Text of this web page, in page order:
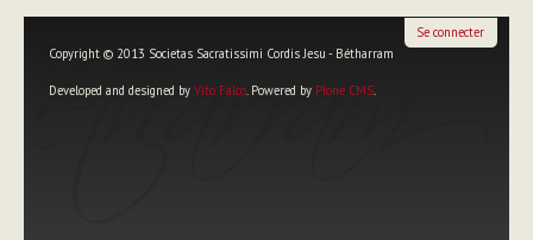
Copyright © 2013 Societas Sacratissimi Cordis Jesu - Bétharram
Developed and designed by Vito Falco. Powered by Plone CMS.
Se connecter